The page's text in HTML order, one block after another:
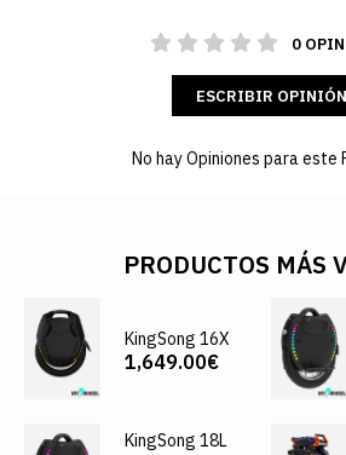
0
ESCRIBIR OPINIÓN
No hay Opiniones para este
PRODUCTOS MÁS
KingSong 16X
1,649.00€
KingSong 18L